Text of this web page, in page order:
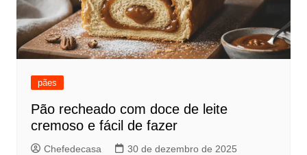
pães
Pão recheado com doce de leite
cremoso e fácil de fazer
Chefedecasa 30 de dezembro de 2025